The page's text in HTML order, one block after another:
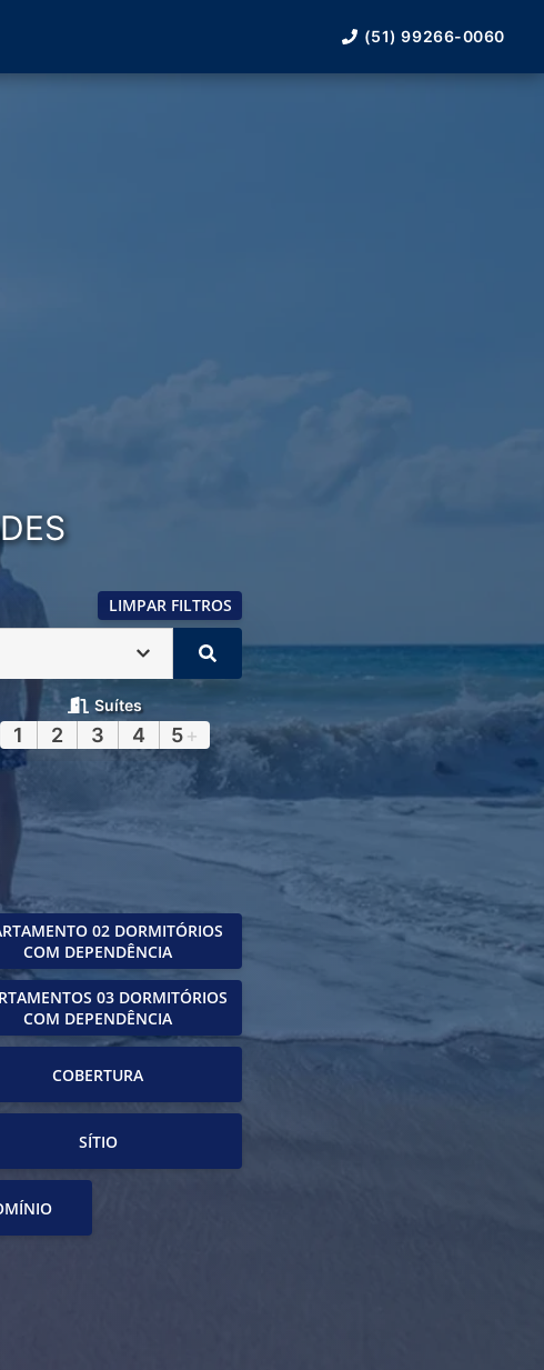
(51) 99266-0060
LIMPAR FILTROS
Suítes
1 2 3 4 5+
02 DORMITÓRIOS
COM DEPENDÊNCIA
03 DORMITÓRIOS
COM DEPENDÊNCIA
COBERTURA
SÍTIO